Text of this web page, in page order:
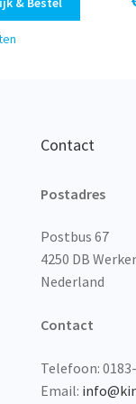
Contact
Postadres
Postbus 67
4250 DB
Nederland
Contact
Telefoon:
Email: